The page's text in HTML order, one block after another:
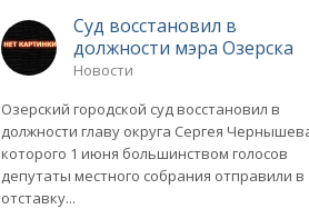
Суд восстановил в
должности мэра Озерска
Новости
Озерский городской суд восстановил в
должности главу округа Сергея
которого 1 июня большинством голосов
депутаты местного собрания отправили в
отставку...